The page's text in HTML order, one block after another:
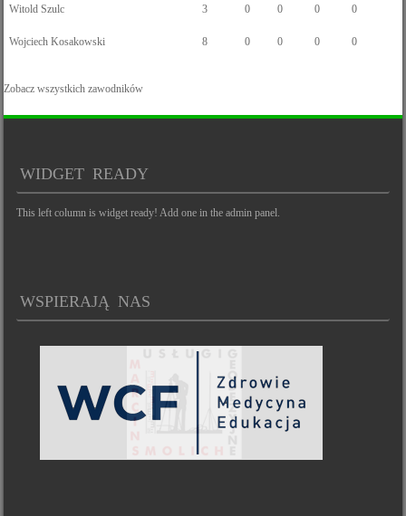
Witold Szulc 3 0 0 0 0
Wojciech Kosakowski 8 0 0 0 0
Zobacz wszystkich zawodników
WIDGET READY
This left column is widget ready! Add one in the admin panel.
WSPIERAJĄ NAS